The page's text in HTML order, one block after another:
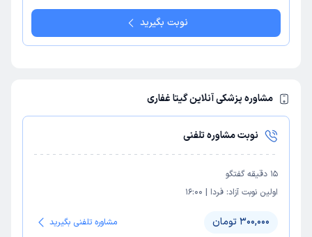
نوبت بگیرید
مشاوره پزشکی آنلاین گیتا غفاری
نوبت مشاوره تلفنی
15 دقیقه گفتگو
اولین نوبت آزاد: فردا |
16:00
300,000 تومان مشاوره تلفنی بگیرید